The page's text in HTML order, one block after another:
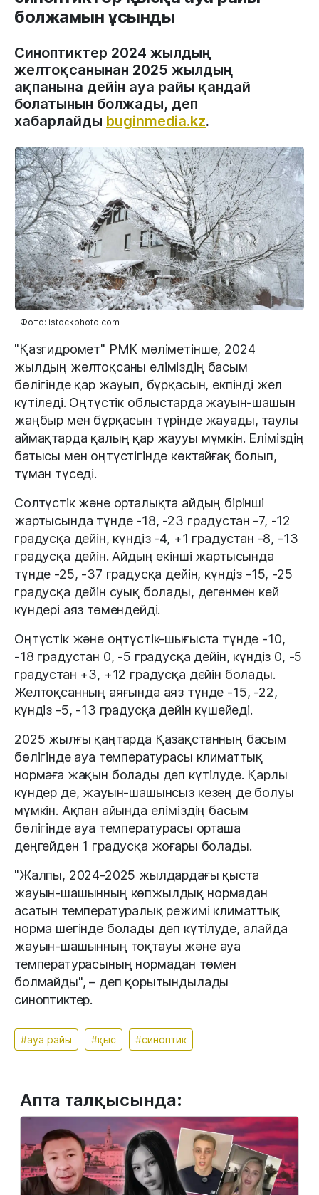
болжамын ұсынды
Синоптиктер 2024 жылдың
желтоқсанынан 2025 жылдың
ақпанына дейін ауа райы қандай
болатынын болжады, деп
хабарлайды buginmedia.kz.
Фото: istockphoto.com
"Қазгидромет" РМК мәліметінше, 2024
жылдың желтоқсаны еліміздің басым
бөлігінде қар жауып, бұрқасын, екпінді жел
күтіледі. Оңтүстік облыстарда жауын-шашын
жаңбыр мен бұрқасын түрінде жауады, таулы
аймақтарда қалың қар жаууы мүмкін. Еліміздің
батысы мен оңтүстігінде көктайғақ болып,
тұман түседі.
Солтүстік және орталықта айдың бірінші
жартысында түнде -18, -23 градустан -7, -12
градусқа дейін, күндіз -4, +1 градустан -8, -13
градусқа дейін. Айдың екінші жартысында
түнде -25, -37 градусқа дейін, күндіз -15, -25
градусқа дейін суық болады, дегенмен кей
күндері аяз төмендейді.
Оңтүстік және оңтүстік-шығыста түнде -10,
-18 градустан 0, -5 градусқа дейін, күндіз 0, -5
градустан +3, +12 градусқа дейін болады.
Желтоқсанның аяғында аяз түнде -15, -22,
күндіз -5, -13 градусқа дейін күшейеді.
2025 жылғы қаңтарда Қазақстанның басым
бөлігінде ауа температурасы климаттық
нормаға жақын болады деп күтілуде. Қарлы
күндер де, жауын-шашынсыз кезең де болуы
мүмкін. Ақпан айында еліміздің басым
бөлігінде ауа температурасы орташа
деңгейден 1 градусқа жоғары болады.
"Жалпы, 2024-2025 жылдардағы қыста
жауын-шашынның көпжылдық нормадан
асатын температуралық режимі климаттық
норма шегінде болады деп күтілуде, алайда
жауын-шашынның тоқтауы және ауа
температурасының нормадан төмен
болмайды", – деп қорытындылады
синоптиктер.
#ауа райы #қыс #синоптик
Апта талқысында: